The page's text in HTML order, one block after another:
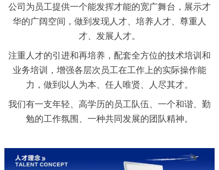
公司为员工提供一个能发挥才能的宽广舞台，展示才
华的广阔空间，做到发现人才、培养人才、尊重人
才、发展人才。
注重人才的引进和再培养，配套全方位的技术培训和
业务培训，增强各层次员工在工作上的实际操作能
力，做到以人为本、任人唯贤、人尽其才。
我们有一支年轻、高学历的员工队伍、一个和谐、勤
勉的工作氛围、一种共同发展的团队精神。